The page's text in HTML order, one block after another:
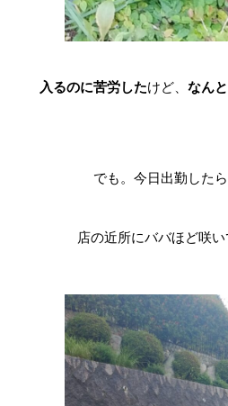
入るのに苦労したけど、 なん
でも。今日出勤したら
店の近所にババほど咲い